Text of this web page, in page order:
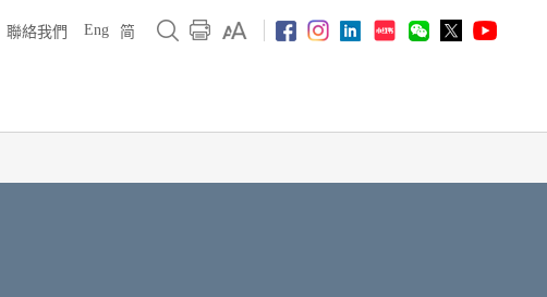
聯絡我們 Eng 简